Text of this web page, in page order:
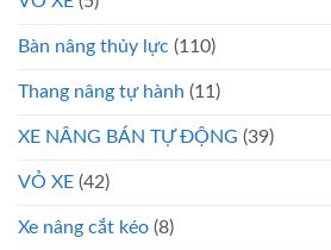
Bàn nâng thủy lực (110)
Thang nâng tự hành (11)
XE NÂNG BÁN TỰ ĐỘNG (39)
VỎ XE (42)
Xe nâng cắt kéo (8)